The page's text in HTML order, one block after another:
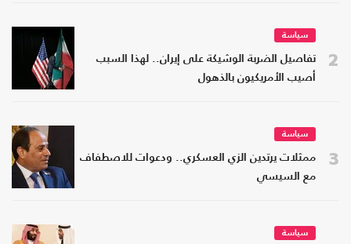
2
سياسة
تفاصيل الضربة الوشيكة على إيران.. لهذا السبب
أصيب الأمريكيون بالذهول
3
سياسة
ممثلات يرتدين الزي العسكري.. ودعوات للاصطفاف
مع السيسي
سياسة